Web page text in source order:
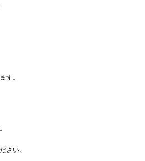
す。
さい。